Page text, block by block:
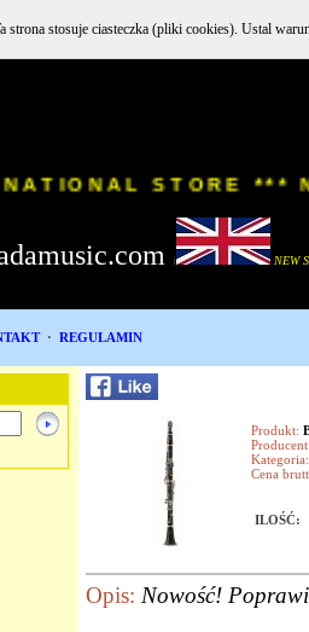
i NEW
· REGULAMIN
Produkt:
Kategoria:
Cena
ILOŚĆ:
Opis: Nowość!
strona stosuje ciasteczka (pliki cookies). Ustal